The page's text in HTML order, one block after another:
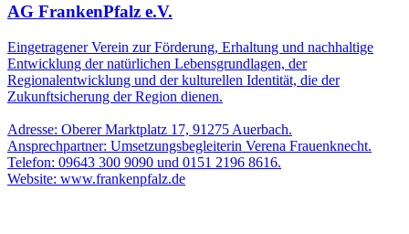
AG FrankenPfalz e.V.
Eingetragener Verein zur Förderung, Erhaltung und nachhaltige
Entwicklung der natürlichen Lebensgrundlagen, der
Regionalentwicklung und der kulturellen Identität, die der
Zukunftsicherung der Region dienen.
Adresse: Oberer Marktplatz 17, 91275 Auerbach.
Ansprechpartner: Umsetzungsbegleiterin Verena Frauenknecht.
Telefon: 09643 300 9090 und 0151 2196 8616.
Website: www.frankenpfalz.de